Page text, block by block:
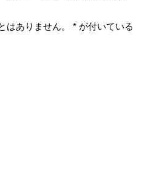
はありません。
* が付いている